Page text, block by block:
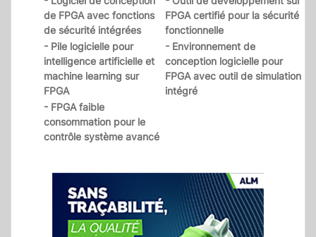
de FPGA avec fonctions
de sécurité intégrées
FPGA certifié pour la sécurité
fonctionnelle
- Pile logicielle pour
intelligence artificielle et
machine learning sur
FPGA
- Environnement de
conception logicielle pour
FPGA avec outil de simulation
intégré
- FPGA faible
consommation pour le
contrôle système avancé